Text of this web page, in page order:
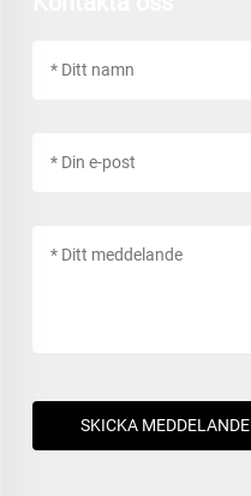
SKICKA MEDDELANDE